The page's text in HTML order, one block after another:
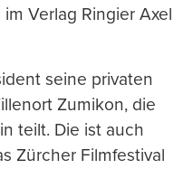
Verlag Ringier Axel
seine privaten
Zumikon, die
teilt. Die ist auch
Zürcher Filmfestival